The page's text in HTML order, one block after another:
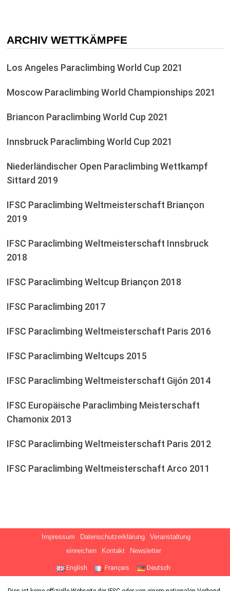
ARCHIV WETTKÄMPFE
Los Angeles Paraclimbing World Cup 2021
Moscow Paraclimbing World Championships 2021
Briancon Paraclimbing World Cup 2021
Innsbruck Paraclimbing World Cup 2021
Niederländischer Open Paraclimbing Wettkampf
Sittard 2019
IFSC Paraclimbing Weltmeisterschaft Briançon
2019
IFSC Paraclimbing Weltmeisterschaft Innsbruck
2018
IFSC Paraclimbing Weltcup Briançon 2018
IFSC Paraclimbing 2017
IFSC Paraclimbing Weltmeisterschaft Paris 2016
IFSC Paraclimbing Weltcups 2015
IFSC Paraclimbing Weltmeisterschaft Gijón 2014
IFSC Europäische Paraclimbing Meisterschaft
Chamonix 2013
IFSC Paraclimbing Weltmeisterschaft Paris 2012
IFSC Paraclimbing Weltmeisterschaft Arco 2011
Impressum Datenschutzerklärung
Veranstaltung
einreichen
Kontakt Newsletter
English Français Deutsch